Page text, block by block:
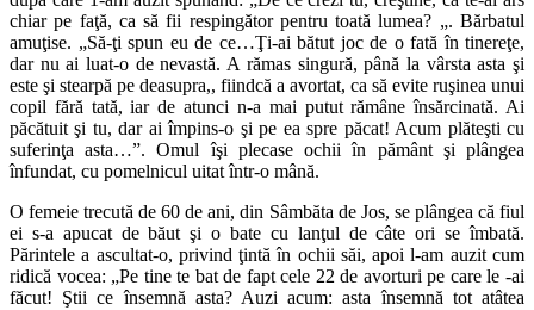
chiar pe faţă, ca să fii respingător pentru toată lumea? „. Bărbatul
amuţise. „Să-ţi spun eu de ce…Ţi-ai bătut joc de o fată în tinereţe,
dar nu ai luat-o de nevastă. A rămas singură, până la vârsta asta şi
este şi stearpă pe deasupra,, fiindcă a avortat, ca să evite ruşinea unui
copil fără tată, iar de atunci n-a mai putut rămâne însărcinată. Ai
păcătuit şi tu, dar ai împins-o şi pe ea spre păcat! Acum plăteşti cu
suferinţa asta…”. Omul îşi plecase ochii în pământ şi plângea
înfundat, cu pomelnicul uitat într-o mână.
O femeie trecută de 60 de ani, din Sâmbăta de Jos, se plângea că fiul
ei s-a apucat de băut şi o bate cu lanţul de câte ori se îmbată.
Părintele a ascultat-o, privind ţintă în ochii săi, apoi l-am auzit cum
ridică vocea: „Pe tine te bat de fapt cele 22 de avorturi pe care le -ai
făcut! Ştii ce însemnă asta? Auzi acum: asta însemnă tot atâtea